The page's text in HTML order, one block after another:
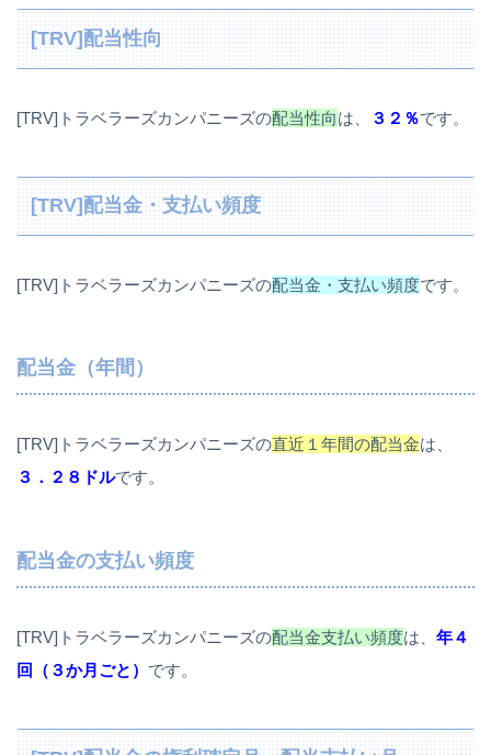
[TRV]配当性向
[TRV]トラベラーズカンパニーズの配当性向は、 ３２％です。
[TRV]配当金・支払い頻度
[TRV]トラベラーズカンパニーズの配当金・支払い頻度です。
配当金（年間）
[TRV]トラベラーズカンパニーズの直近１年間の配当金は、
３．２８ドルです。
配当金の支払い頻度
[TRV]トラベラーズカンパニーズの配当金支払い頻度は、 年４
回（３か月ごと） です。